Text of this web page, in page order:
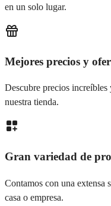
en un solo lugar.
Mejores precios y
Descubre precios increíbles
nuestra tienda.
Gran variedad de
Contamos con una extensa
casa o empresa.